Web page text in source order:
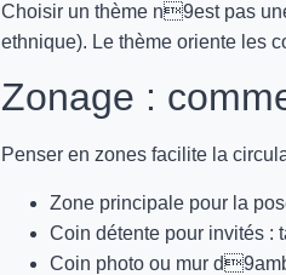
Choisir un thème n9est pas
ethnique). Le thème oriente les
Zonage :
Penser en zones facilite la
Zone principale pour la
Coin détente pour invités :
Coin photo ou mur